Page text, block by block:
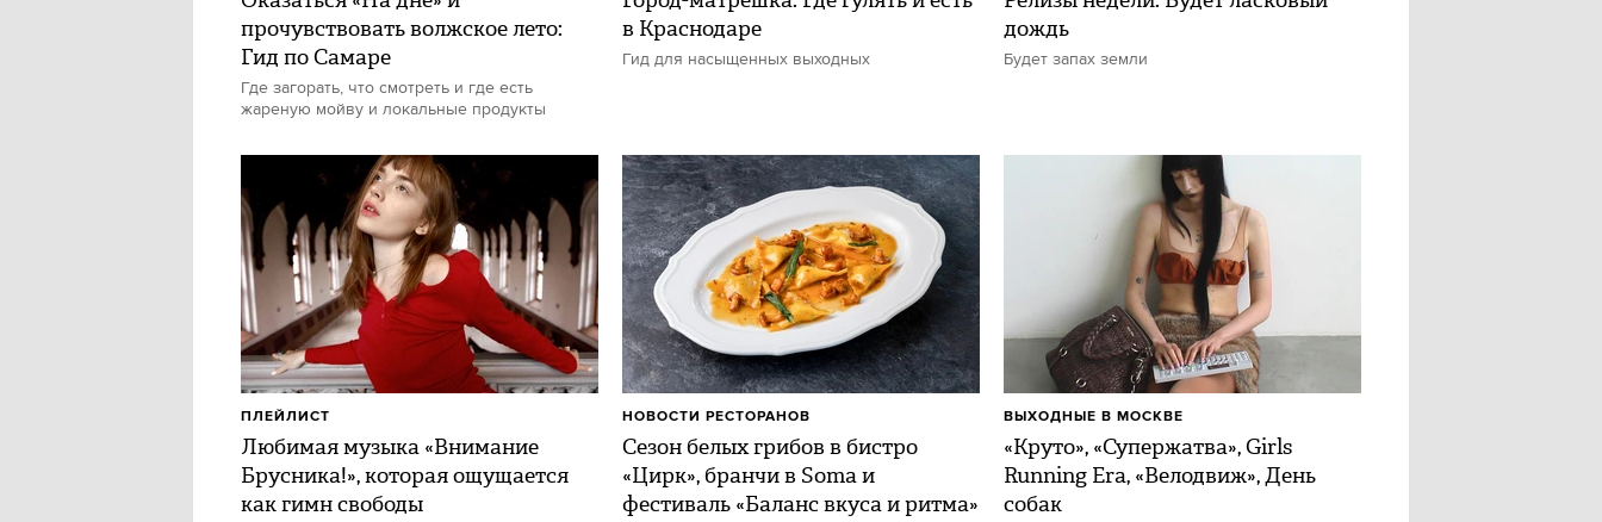
прочувствовать волжское лето:
Гид по Самаре
Где загорать, что смотреть и где есть
жареную мойву и локальные продукты
в Краснодаре
Гид для насыщенных выходных
дождь
Будет запах земли
Любимая музыка «Внимание
Брусника!», которая ощущается
как гимн свободы
ПЛЕЙЛИСТ
Сезон белых грибов в бистро
«Цирк», бранчи в Soma и
фестиваль «Баланс вкуса и ритма»
НОВОСТИ РЕСТОРАНОВ
«Круто», «Супержатва», Girls
Running Era, «Велодвиж», День
собак
ВЫХОДНЫЕ В МОСКВЕ